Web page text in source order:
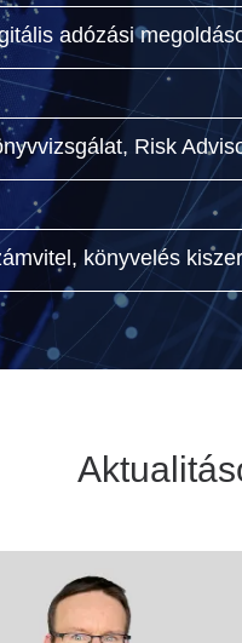
Risk
könyvelés